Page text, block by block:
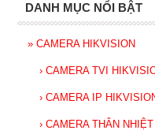
DANH MỤC NỔI BẬT
» CAMERA HIKVISION
› CAMERA TVI
› CAMERA IP
› CAMERA THÂN NHIỆT